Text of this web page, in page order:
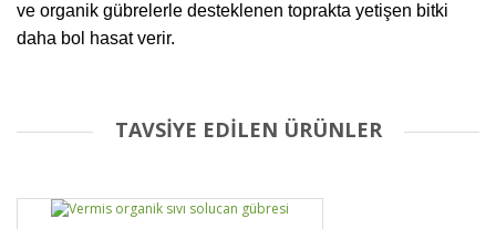
ve organik gübrelerle desteklenen toprakta yetişen bitki
daha bol hasat verir.
Bu ürüne ilk yorumu siz yapın!
Yorum Yaz
TAVSİYE EDİLEN ÜRÜNLER